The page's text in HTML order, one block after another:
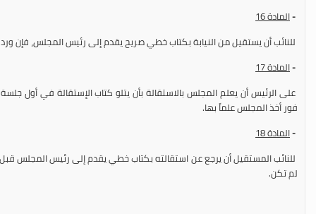
-المادة
للنائب أن يستقيل من النيابة بكتاب خطي صريح يقدم إلى رئيس المجلس، فإن
-المادة
على الرئيس أن يعلم المجلس بالاستقالة بأن يتلو كتاب الإستقالة في أول
فور أخذ المجلس علماً بها.
-المادة
للنائب المستقيل أن يرجع عن استقالته بكتاب خطي يقدم إلى رئيس المجلس قبل
لم تكن.